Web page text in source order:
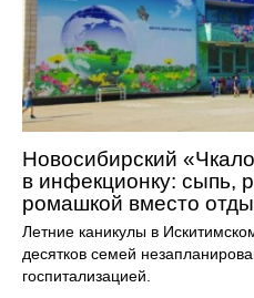
Новосибирский
в инфекционку: сыпь,
ромашкой вместо
Летние каникулы в
десятков семей
госпитализацией.